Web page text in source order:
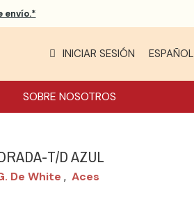
envío.*
INICIAR SESIÓN ESPAÑOL
SOBRE NOSOTROS
T/D AZUL
De White , Aces